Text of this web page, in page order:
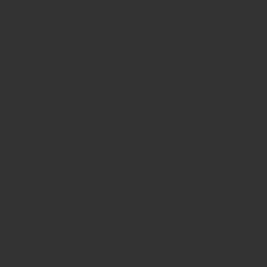
6.1. A térbeli autoregresszív kombinált modell